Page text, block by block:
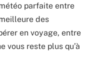
parfaite entre
des
en voyage, entre
vous reste plus qu’à